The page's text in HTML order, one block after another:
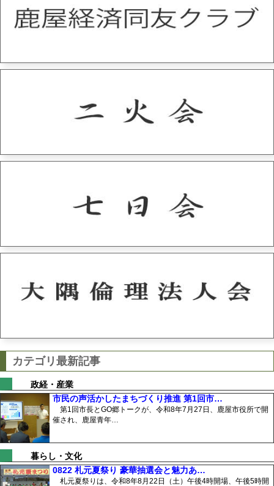
カテゴリ最新記事
政経・産業
市民の声活かしたまちづくり推進 第1回市…
第1回市長とGO郷トークが、令和8年7月27日、鹿屋市役所で開
催され、鹿屋青年…
暮らし・文化
0822 札元夏祭り 豪華抽選会と魅力あ…
札元夏祭りは、令和8年8月22日（土）午後4時開場、午後5時開